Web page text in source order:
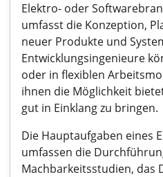
Elektro- oder
umfasst die Konzeption,
neuer Produkte und
Entwicklungsingenieure
oder in flexiblen
ihnen die Möglichkeit
gut in Einklang zu bringen.
Die Hauptaufgaben eines
umfassen die
Machbarkeitsstudien, das